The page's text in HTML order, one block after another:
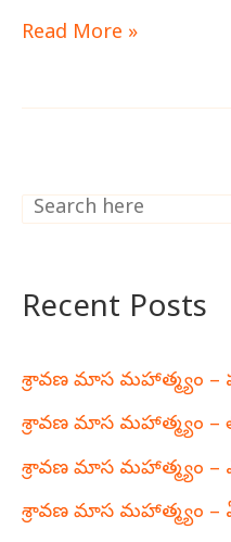
Read More »
Recent Posts
శ్రావణ మాస మహాత్మ్యం
శ్రావణ మాస మహాత్మ్యం
శ్రావణ మాస మహాత్మ్యం
శ్రావణ మాస మహాత్మ్యం